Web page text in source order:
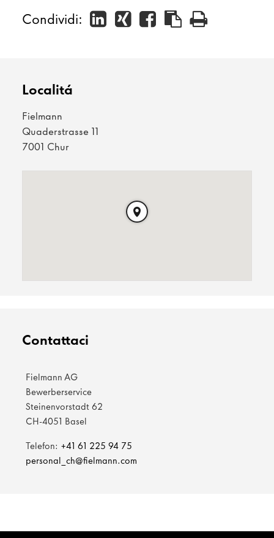
Condividi:
Localitá
Fielmann
Quaderstrasse 11
7001 Chur
Contattaci
Fielmann AG
Bewerberservice
Steinenvorstadt 62
CH-4051 Basel
Telefon: +41 61 225 94 75
personal_ch@fielmann.com